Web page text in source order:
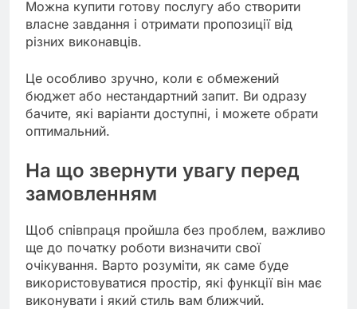
Можна купити готову послугу або створити
власне завдання і отримати пропозиції від
різних виконавців.
Це особливо зручно, коли є обмежений
бюджет або нестандартний запит. Ви одразу
бачите, які варіанти доступні, і можете обрати
оптимальний.
На що звернути увагу перед
замовленням
Щоб співпраця пройшла без проблем, важливо
ще до початку роботи визначити свої
очікування. Варто розуміти, як саме буде
використовуватися простір, які функції він має
виконувати і який стиль вам ближчий.